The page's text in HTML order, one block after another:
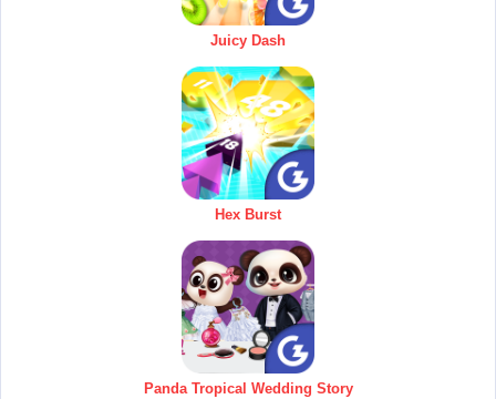
Juicy Dash
Hex Burst
Panda Tropical Wedding Story